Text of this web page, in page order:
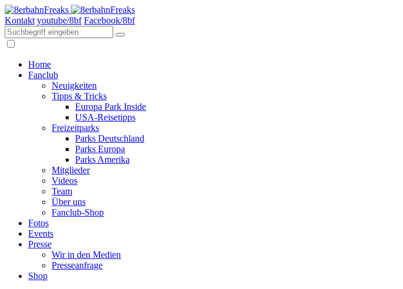
Kontakt youtube/8bf Facebook/8bf
Home
Fanclub
Neuigkeiten
Tipps & Tricks
Europa Park Inside
USA-Reisetipps
Freizeitparks
Parks Deutschland
Parks Europa
Parks Amerika
Mitglieder
Videos
Team
Über uns
Fanclub-Shop
Fotos
Events
Presse
Wir in den Medien
Presseanfrage
Shop